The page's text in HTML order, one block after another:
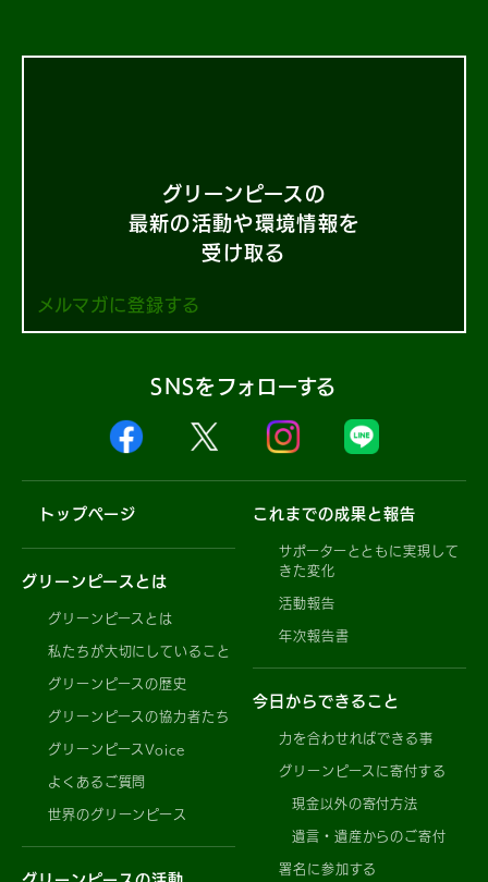
グリーンピースの
最新の活動や環境情報を
受け取る
メルマガに登録する
SNSをフォローする
トップページ
グリーンピースとは
グリーンピースとは
私たちが大切にしていること
グリーンピースの歴史
グリーンピースの協力者たち
グリーンピースVoice
よくあるご質問
世界のグリーンピース
これまでの成果と報告
サポーターとともに実現して
きた変化
活動報告
年次報告書
今日からできること
力を合わせればできる事
グリーンピースに寄付する
現金以外の寄付方法
遺言・遺産からのご寄付
署名に参加する